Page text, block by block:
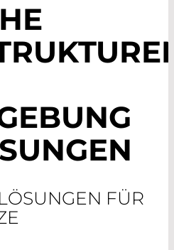
FÜR